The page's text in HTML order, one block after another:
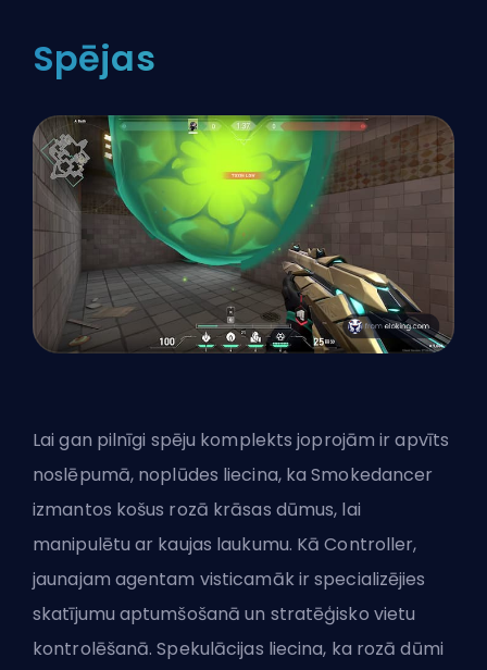
Spējas
Lai gan pilnīgi spēju komplekts joprojām ir apvīts
noslēpumā, noplūdes liecina, ka Smokedancer
izmantos košus rozā krāsas dūmus, lai
manipulētu ar kaujas laukumu. Kā Controller,
jaunajam agentam visticamāk ir specializējies
skatījumu aptumšošanā un stratēģisko vietu
kontrolēšanā. Spekulācijas liecina, ka rozā dūmi